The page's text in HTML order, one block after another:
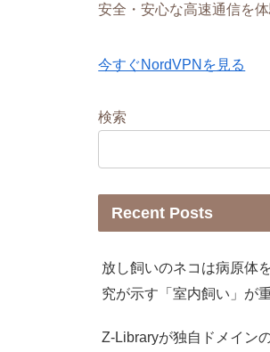
安全・安心な高速通信を体
今すぐNordVPNを見る
検索
Recent Posts
放し飼いのネコは病原体
究が示す「室内飼い」が
Z-Libraryが独自ドメイン